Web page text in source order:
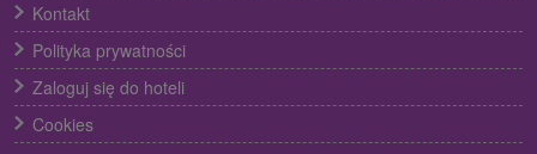
Kontakt
Polityka prywatności
Zaloguj się do hoteli
Cookies